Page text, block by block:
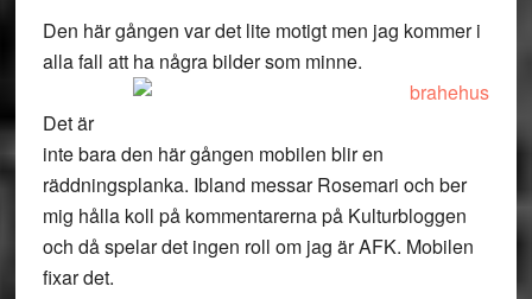
Den här gången var det lite motigt men jag kommer i
alla fall att ha några bilder som minne.
Det är
inte bara den här gången mobilen blir en
räddningsplanka. Ibland messar Rosemari och ber
mig hålla koll på kommentarerna på Kulturbloggen
och då spelar det ingen roll om jag är AFK. Mobilen
fixar det.